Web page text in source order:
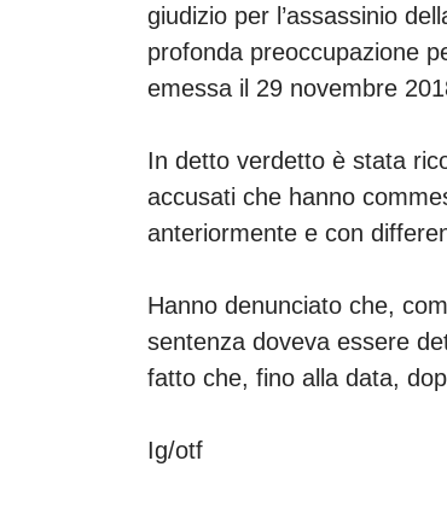
giudizio per l’assassinio
profonda preoccupazione
emessa il 29 novembre
In detto verdetto è stata
accusati che hanno
anteriormente e con
Hanno denunciato che,
sentenza doveva essere
fatto che, fino alla data,
Ig/otf